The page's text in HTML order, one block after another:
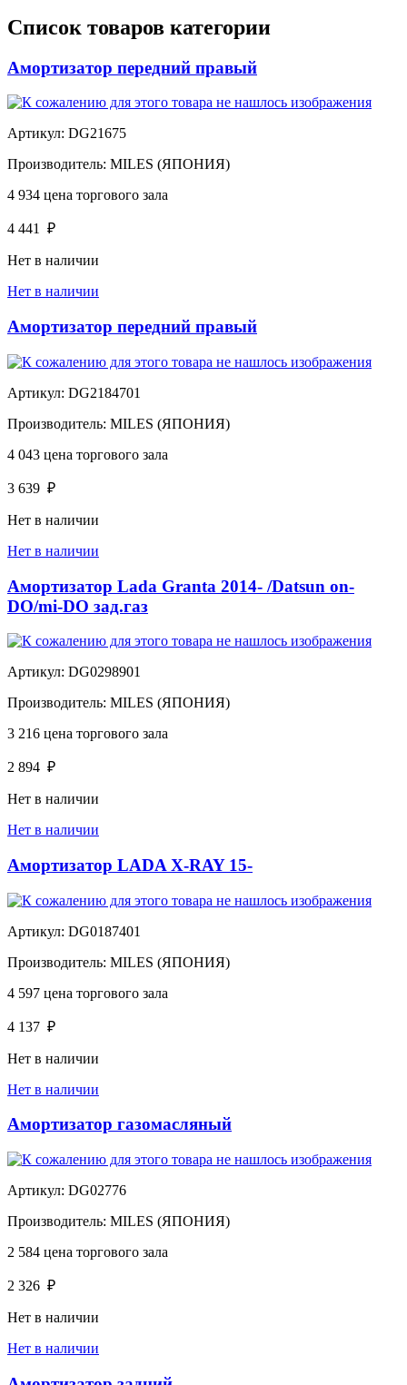
Список товаров категории
Амортизатор передний правый
Артикул: DG21675
Производитель: MILES (ЯПОНИЯ)
4 934 цена торгового зала
4 441 ₽
Нет в наличии
Нет в наличии
Амортизатор передний правый
Артикул: DG2184701
Производитель: MILES (ЯПОНИЯ)
4 043 цена торгового зала
3 639 ₽
Нет в наличии
Нет в наличии
Амортизатор Lada Granta 2014- /Datsun on-
DO/mi-DO зад.газ
Артикул: DG0298901
Производитель: MILES (ЯПОНИЯ)
3 216 цена торгового зала
2 894 ₽
Нет в наличии
Нет в наличии
Амортизатор LADA X-RAY 15-
Артикул: DG0187401
Производитель: MILES (ЯПОНИЯ)
4 597 цена торгового зала
4 137 ₽
Нет в наличии
Нет в наличии
Амортизатор газомасляный
Артикул: DG02776
Производитель: MILES (ЯПОНИЯ)
2 584 цена торгового зала
2 326 ₽
Нет в наличии
Нет в наличии